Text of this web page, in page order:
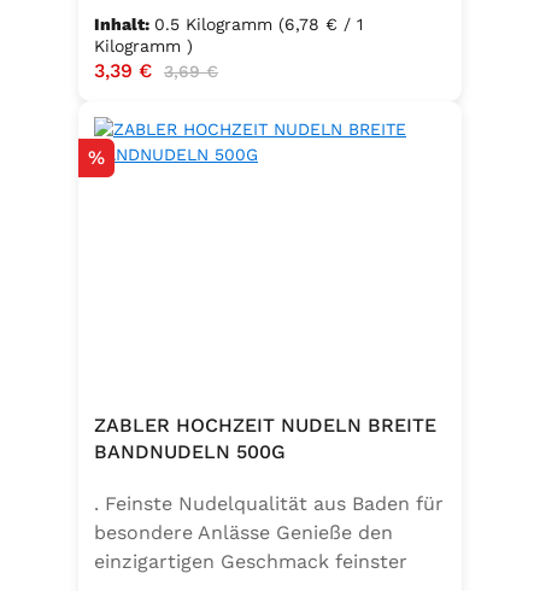
Inhalt: 0.5 Kilogramm (6,78 € / 1
Kilogramm )
Verkaufspreis:
3,39 € Regulärer Preis:
3,69 €
Rabatt
%
ZABLER HOCHZEIT NUDELN BREITE
BANDNUDELN 500G
. Feinste Nudelqualität aus Baden für
besondere Anlässe Genieße den
einzigartigen Geschmack feinster